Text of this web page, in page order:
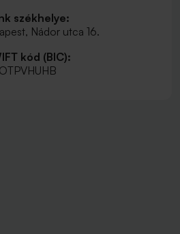
székhelye:
Nádor utca 16.
kód (BIC):
OTPVHUHB